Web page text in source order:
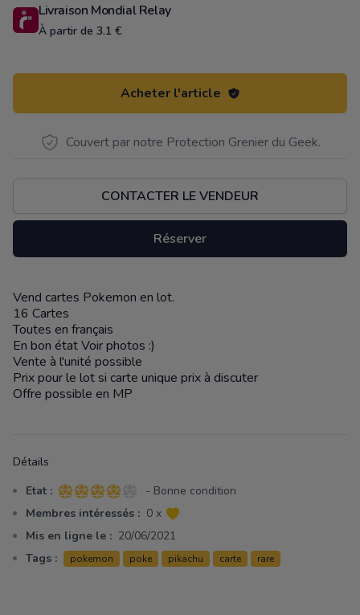
Livraison Mondial Relay
À partir de 3.1 €
Acheter l'article
Couvert par notre Protection Grenier du Geek.
CONTACTER LE VENDEUR
Réserver
Description
Vend cartes Pokemon en lot.
16 Cartes
Toutes en français
En bon état Voir photos :)
Vente à l'unité possible
Prix pour le lot si carte unique prix à discuter
Offre possible en MP
Détails
Etat : 4 sur 5 étoiles
- Bonne condition
Membres intéressés : 0 x
Mis en ligne le : 20/06/2021
Tags :
pokemon poke pikachu carte rare